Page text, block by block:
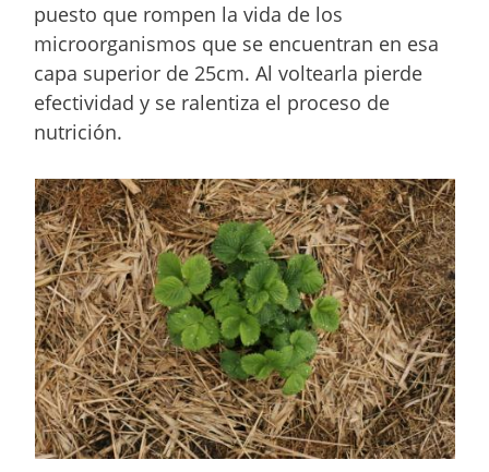
puesto que rompen la vida de los
microorganismos que se encuentran en esa
capa superior de 25cm. Al voltearla pierde
efectividad y se ralentiza el proceso de
nutrición.